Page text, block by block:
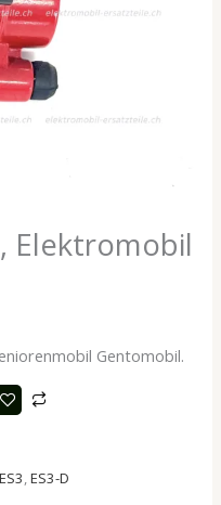
Elektromobil
Gentomobil.
ES3,ES3-D